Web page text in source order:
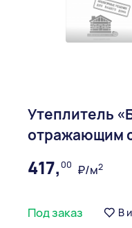
Утеплитель
отражающим
417,00 ₽/м2
Под заказ В